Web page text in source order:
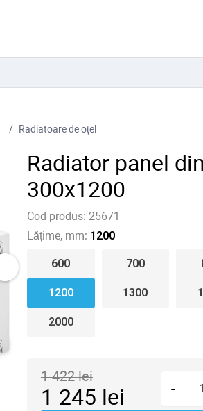
Radiatoare de oțel
Radiator panel
300x1200
Cod produs: 25671
Lățime, mm: 1200
600 700
1200 1300
2000
1 422lei
1 245 lei -